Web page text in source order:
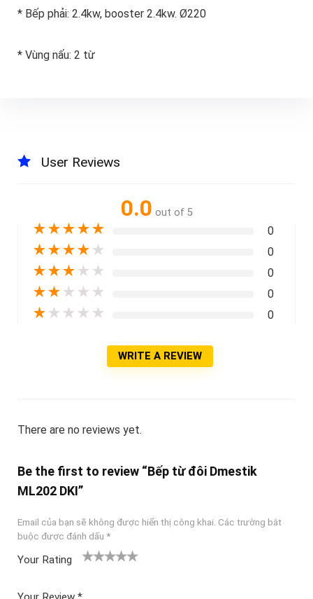
* Bếp phải: 2.4kw, booster 2.4kw. Ø220
* Vùng nấu: 2 từ
User Reviews
0.0 out of 5
★★★★★ 0
★★★★ ★ 0
★★★ ★ ★ 0
★★ ★ ★ ★ 0
★ ★ ★ ★ ★ 0
WRITE A REVIEW
There are no reviews yet.
Be the first to review “Bếp từ đôi Dmestik
ML202 DKI”
Email của bạn sẽ không được hiển thị công khai. Các trường bắt
buộc được đánh dấu *
Your Rating